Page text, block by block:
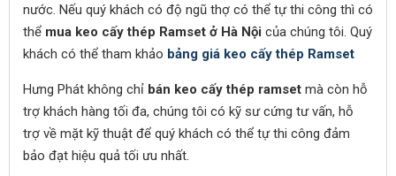
nước. Nếu quý khách có độ ngũ thợ có thể tự thi công thì có
thể mua keo cấy thép Ramset ở Hà Nội của chúng tôi. Quý
khách có thể tham khảo bảng giá keo cấy thép Ramset
Hưng Phát không chỉ bán keo cấy thép ramset mà còn hỗ
trợ khách hàng tối đa, chúng tôi có kỹ sư cứng tư vấn, hỗ
trợ về mặt kỹ thuật để quý khách có thể tự thi công đảm
bảo đạt hiệu quả tối ưu nhất.